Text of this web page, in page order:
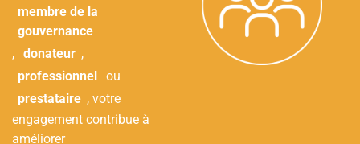
membre de la
gouvernance
, donateur ,
professionnel
ou
prestataire , votre
engagement contribue à
améliorer